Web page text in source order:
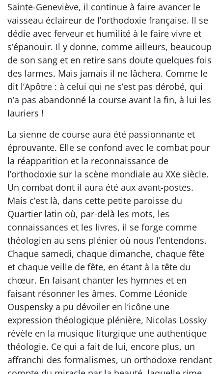
Sainte-Geneviève, il continue à faire avancer le
vaisseau éclaireur de l’orthodoxie française. Il se
dédie avec ferveur et humilité à le faire vivre et
s’épanouir. Il y donne, comme ailleurs, beaucoup
de son sang et en retire sans doute quelques fois
des larmes. Mais jamais il ne lâchera. Comme le
dit l’Apôtre : à celui qui ne s’est pas dérobé, qui
n’a pas abandonné la course avant la fin, à lui les
lauriers !
La sienne de course aura été passionnante et
éprouvante. Elle se confond avec le combat pour
la réapparition et la reconnaissance de
l’orthodoxie sur la scène mondiale au XXe siècle.
Un combat dont il aura été aux avant-postes.
Mais c’est là, dans cette petite paroisse du
Quartier latin où, par-delà les mots, les
connaissances et les livres, il se forge comme
théologien au sens plénier où nous l’entendons.
Chaque samedi, chaque dimanche, chaque fête
et chaque veille de fête, en étant à la tête du
chœur. En faisant chanter les hymnes et en
faisant résonner les âmes. Comme Léonide
Ouspensky a pu dévoiler en l’icône une
expression théologique plénière, Nicolas Lossky
révèle en la musique liturgique une authentique
théologie. Ce qui a fait de lui, encore plus, un
affranchi des formalismes, un orthodoxe rendant